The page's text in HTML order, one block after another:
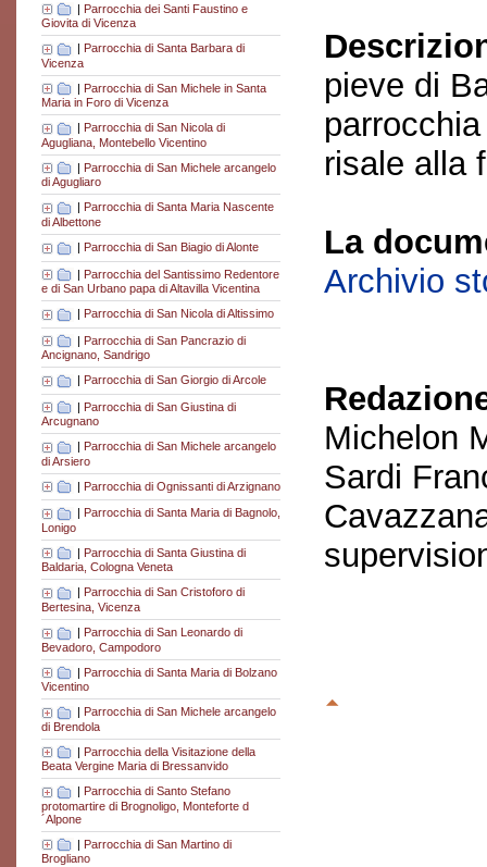
| Parrocchia dei Santi Faustino e
Giovita di Vicenza
Parrocchia di Santa Barbara di
Vicenza
| Parrocchia di San Michele in Santa
Maria in Foro di Vicenza
Parrocchia di San Nicola di
Agugliana, Montebello Vicentino
| Parrocchia di San Michele arcangelo
di Agugliaro
Parrocchia di Santa Maria Nascente
di Albettone
| Parrocchia di San Biagio di Alonte
| Parrocchia del Santissimo Redentore
e di San Urbano papa di Altavilla Vicentina
| Parrocchia di San Nicola di Altissimo
| Parrocchia di San Pancrazio di
Ancignano, Sandrigo
| Parrocchia di San Giorgio di Arcole
| Parrocchia di San Giustina di
Arcugnano
Parrocchia di San Michele arcangelo
di Arsiero
| Parrocchia di Ognissanti di Arzignano
Parrocchia di Santa Maria di Bagnolo,
Lonigo
| Parrocchia di Santa Giustina di
Baldaria, Cologna Veneta
Parrocchia di San Cristoforo di
Bertesina, Vicenza
| Parrocchia di San Leonardo di
Bevadoro, Campodoro
| Parrocchia di Santa Maria di Bolzano
Vicentino
| Parrocchia di San Michele arcangelo
di Brendola
| Parrocchia della Visitazione della
Beata Vergine Maria di Bressanvido
| Parrocchia di Santo Stefano
protomartire di Brognoligo, Monteforte d
´Alpone
| Parrocchia di San Martino di
Brogliano
pieve di
risale alla
La
Archivio
Michelon
Sardi